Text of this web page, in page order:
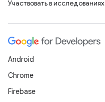
Участвовать в исследованиях
Android
Chrome
Firebase